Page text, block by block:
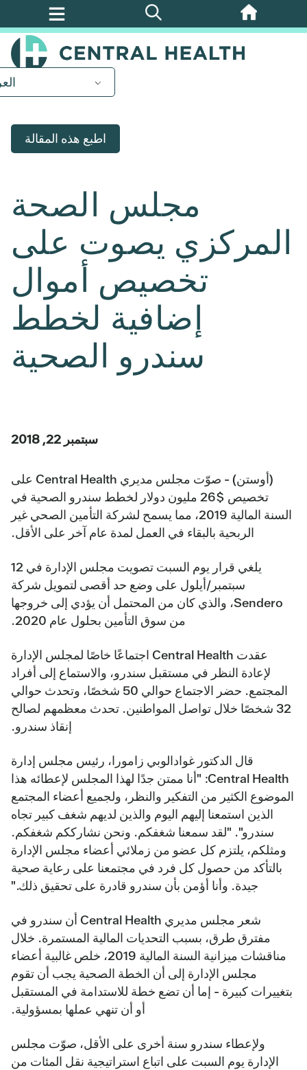
تخطي
اطبع هذه المقالة
مجلس الصحة
المركزي يصوت على
تخصيص أموال
إضافية لخطط
سندرو الصحية
سبتمبر 22, 2018
(أوستن) - صوّت مجلس مديري Central Health على
تخصيص $26 مليون دولار لخطط سندرو الصحية في
السنة المالية 2019، مما يسمح لشركة التأمين الصحي غير
الربحية بالبقاء في العمل لمدة عام آخر على الأقل.
يلغي قرار يوم السبت تصويت مجلس الإدارة في 12
سبتمبر/أيلول على وضع حد أقصى لتمويل شركة
Sendero، والذي كان من المحتمل أن يؤدي إلى خروجها
من سوق التأمين بحلول عام 2020.
عقدت Central Health اجتماعًا خاصًا لمجلس الإدارة
لإعادة النظر في مستقبل سندرو، والاستماع إلى أفراد
المجتمع. حضر الاجتماع حوالي 50 شخصًا، وتحدث حوالي
32 شخصًا خلال تواصل المواطنين. تحدث معظمهم لصالح
إنقاذ سندرو.
قال الدكتور غوادالوبي زامورا، رئيس مجلس إدارة
Central Health: "أنا ممتن جدًا لهذا المجلس لإعطائه هذا
الموضوع الكثير من التفكير والنظر، ولجميع أعضاء المجتمع
الذين استمعنا إليهم اليوم والذين لديهم شغف كبير تجاه
سندرو". "لقد سمعنا شغفكم. ونحن نشارككم شغفكم.
ومثلكم، يلتزم كل عضو من زملائي أعضاء مجلس الإدارة
بالتأكد من حصول كل فرد في مجتمعنا على رعاية صحية
جيدة. وأنا أؤمن بأن سندرو قادرة على تحقيق ذلك."
شعر مجلس مديري Central Health أن سندرو في
مفترق طرق، بسبب التحديات المالية المستمرة. خلال
مناقشات ميزانية السنة المالية 2019، خلص غالبية أعضاء
مجلس الإدارة إلى أن الخطة الصحية يجب أن تقوم
بتغييرات كبيرة - إما أن تضع خطة للاستدامة في المستقبل
أو أن تنهي عملها بمسؤولية.
ولإعطاء سندرو سنة أخرى على الأقل، صوّت مجلس
الإدارة يوم السبت على اتباع استراتيجية نقل المئات من